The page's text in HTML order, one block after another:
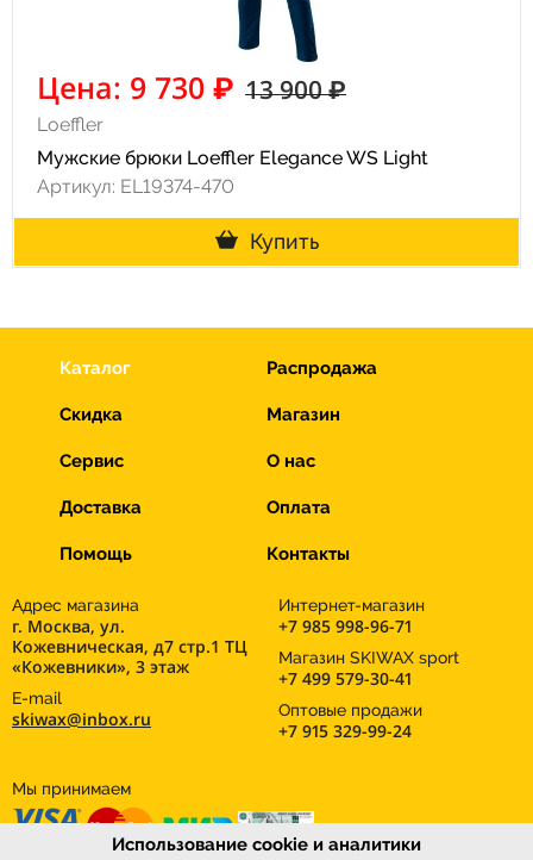
Цена: 9 730 ₽ 13 900 ₽
Loeffler
Мужские брюки Loeffler Elegance WS Light
Артикул: EL19374-470
Купить
Каталог Распродажа
Скидка Магазин
Сервис О нас
Доставка Оплата
Помощь Контакты
Адрес магазина
г. Москва, ул.
Кожевническая, д7 стр.1 ТЦ
«Кожевники», 3 этаж
E-mail
skiwax@inbox.ru
Интернет-магазин
+7 985 998-96-71
Магазин SKIWAX sport
+7 499 579-30-41
Оптовые продажи
+7 915 329-99-24
Мы принимаем
Использование cookie и аналитики